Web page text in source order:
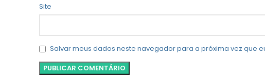
Site
Salvar meus dados neste navegador para a próxima vez que